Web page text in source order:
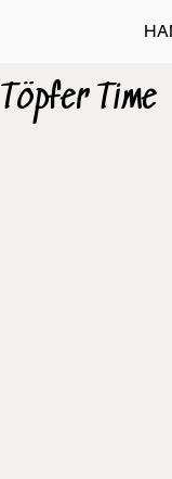
Töpfer Time